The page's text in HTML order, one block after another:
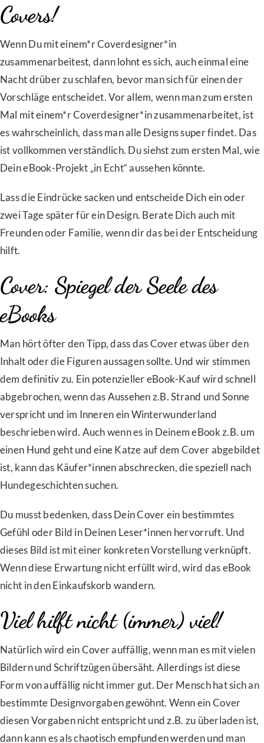
Covers!
Wenn Du mit einem*r Coverdesigner*in
zusammenarbeitest, dann lohnt es sich, auch einmal eine
Nacht drüber zu schlafen, bevor man sich für einen der
Vorschläge entscheidet. Vor allem, wenn man zum ersten
Mal mit einem*r Coverdesigner*in zusammenarbeitet, ist
es wahrscheinlich, dass man alle Designs super findet. Das
ist vollkommen verständlich. Du siehst zum ersten Mal, wie
Dein eBook-Projekt „in Echt“ aussehen könnte.
Lass die Eindrücke sacken und entscheide Dich ein oder
zwei Tage später für ein Design. Berate Dich auch mit
Freunden oder Familie, wenn dir das bei der Entscheidung
hilft.
Cover: Spiegel der Seele des
eBooks
Man hört öfter den Tipp, dass das Cover etwas über den
Inhalt oder die Figuren aussagen sollte. Und wir stimmen
dem definitiv zu. Ein potenzieller eBook-Kauf wird schnell
abgebrochen, wenn das Aussehen z.B. Strand und Sonne
verspricht und im Inneren ein Winterwunderland
beschrieben wird. Auch wenn es in Deinem eBook z.B. um
einen Hund geht und eine Katze auf dem Cover abgebildet
ist, kann das Käufer*innen abschrecken, die speziell nach
Hundegeschichten suchen.
Du musst bedenken, dass Dein Cover ein bestimmtes
Gefühl oder Bild in Deinen Leser*innen hervorruft. Und
dieses Bild ist mit einer konkreten Vorstellung verknüpft.
Wenn diese Erwartung nicht erfüllt wird, wird das eBook
nicht in den Einkaufskorb wandern.
Viel hilft nicht (immer) viel!
Natürlich wird ein Cover auffällig, wenn man es mit vielen
Bildern und Schriftzügen übersäht. Allerdings ist diese
Form von auffällig nicht immer gut. Der Mensch hat sich an
bestimmte Designvorgaben gewöhnt. Wenn ein Cover
diesen Vorgaben nicht entspricht und z.B. zu überladen ist,
dann kann es als chaotisch empfunden werden und man